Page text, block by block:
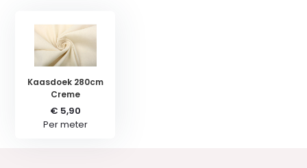
Kaasdoek 280cm
Creme
€ 5,90
Per meter